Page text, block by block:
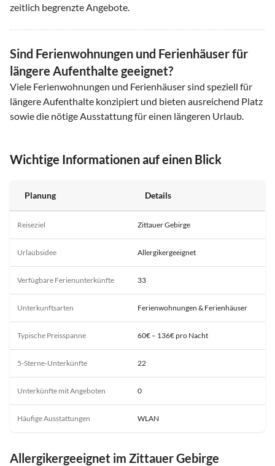
zeitlich begrenzte Angebote.
Sind Ferienwohnungen und Ferienhäuser für
längere Aufenthalte geeignet?
Viele Ferienwohnungen und Ferienhäuser sind speziell für
längere Aufenthalte konzipiert und bieten ausreichend Platz
sowie die nötige Ausstattung für einen längeren Urlaub.
Wichtige Informationen auf einen Blick
Planung Details
Reiseziel Zittauer Gebirge
Urlaubsidee Allergikergeeignet
Verfügbare Ferienunterkünfte 33
Unterkunftsarten Ferienwohnungen & Ferienhäuser
Typische Preisspanne 60€ – 136€ pro Nacht
5-Sterne-Unterkünfte 22
Unterkünfte mit Angeboten 0
Häufige Ausstattungen WLAN
Allergikergeeignet im Zittauer Gebirge